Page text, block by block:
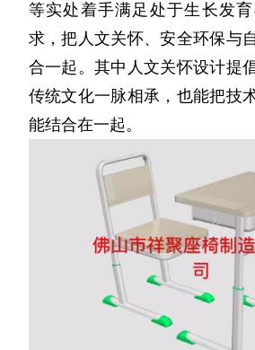
等实处着手满足处于生长发
求，把人文关怀、安全环保与
合一起。其中人文关怀设计提
传统文化一脉相承，也能把技
能结合在一起。